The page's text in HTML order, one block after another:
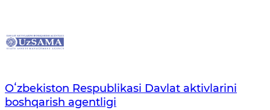
Oʻzbekiston Respublikasi Davlat aktivlarini
boshqarish agentligi